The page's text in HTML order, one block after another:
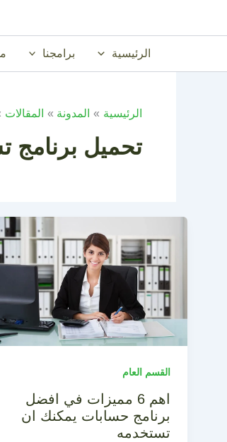
الرئيسية برامجنا
الرئيسية المدونة المقالات
تحميل برنامج
القسم العام
اهم 6 مميزات في افضل
برنامج حسابات يمكنك ان
تستخدمه